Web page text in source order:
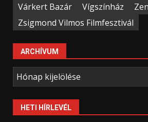
Várkert Bazár
Vígszínház
Zsigmond Vilmos Filmfesztivál
ARCHÍVUM
Archívum
HETI HÍRLEVÉL